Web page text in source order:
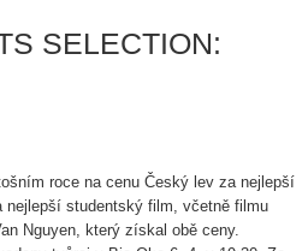
SELECTION:
roce na cenu Český lev za nejlepší
nejlepší studentský film, včetně filmu
Nguyen, který získal obě ceny.